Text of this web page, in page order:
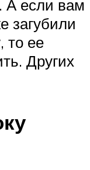
А если вам
загубили
то ее
Других